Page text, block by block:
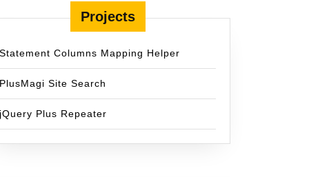
Projects
Statement Columns Mapping Helper
PlusMagi Site Search
jQuery Plus Repeater